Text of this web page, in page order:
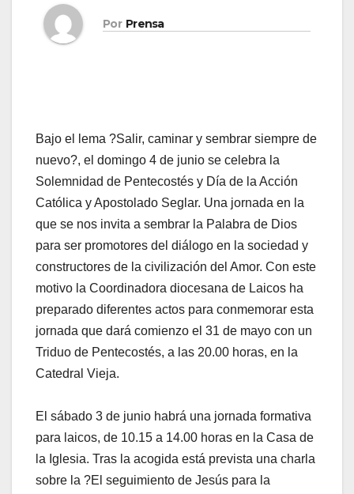
Por Prensa
Bajo el lema ?Salir, caminar y sembrar siempre de
nuevo?, el domingo 4 de junio se celebra la
Solemnidad de Pentecostés y Día de la Acción
Católica y Apostolado Seglar. Una jor­na­da en la
que se nos in­vi­ta a sem­brar la Pa­la­bra de Dios
para ser pro­mo­to­res del diá­lo­go en la so­cie­dad y
cons­truc­to­res de la ci­vi­li­za­ción del Amor. Con este
motivo la Coordinadora diocesana de Laicos ha
preparado diferentes actos para conmemorar esta
jornada que dará comienzo el 31 de mayo con un
Triduo de Pentecostés, a las 20.00 horas, en la
Catedral Vieja.
El sábado 3 de junio habrá una jornada formativa
para laicos, de 10.15 a 14.00 horas en la Casa de
la Iglesia. Tras la acogida está prevista una charla
sobre la ?El seguimiento de Jesús para la